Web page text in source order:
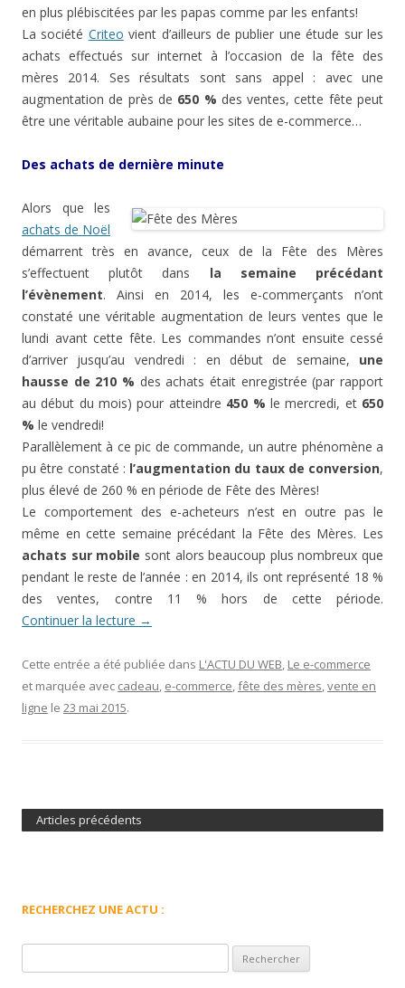
en plus plébiscitées par les papas comme par les enfants!
La société Criteo vient d’ailleurs de publier une étude sur les
achats effectués sur internet à l’occasion de la fête des
mères 2014. Ses résultats sont sans appel : avec une
augmentation de près de 650 % des ventes, cette fête peut
être une véritable aubaine pour les sites de e-commerce…
Des achats de dernière minute
Alors que les
achats de Noël
démarrent très en avance, ceux de la Fête des Mères
s’effectuent plutôt dans la semaine précédant
l’évènement. Ainsi en 2014, les e-commerçants n’ont
constaté une véritable augmentation de leurs ventes que le
lundi avant cette fête. Les commandes n’ont ensuite cessé
d’arriver jusqu’au vendredi : en début de semaine, une
hausse de 210 % des achats était enregistrée (par rapport
au début du mois) pour atteindre 450 % le mercredi, et650
% le vendredi!
Parallèlement à ce pic de commande, un autre phénomène a
pu être constaté : l’augmentation du taux de conversion,
plus élevé de 260 % en période de Fête des Mères!
Le comportement des e-acheteurs n’est en outre pas le
même en cette semaine précédant la Fête des Mères. Les
achats sur mobile sont alors beaucoup plus nombreux que
pendant le reste de l’année : en 2014, ils ont représenté 18 %
des ventes, contre 11 % hors de cette période.
Continuer la lecture →
Cette entrée a été publiée dans L'ACTU DU WEB, Le e-commerce
et marquée avec cadeau, e-commerce,fête des mères,vente en
ligne le 23 mai 2015.
Articles précédents
RECHERCHEZ UNE ACTU :